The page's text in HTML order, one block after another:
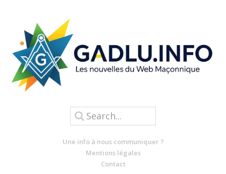
Une info à nous communiquer ?
Mentions légales
Contact